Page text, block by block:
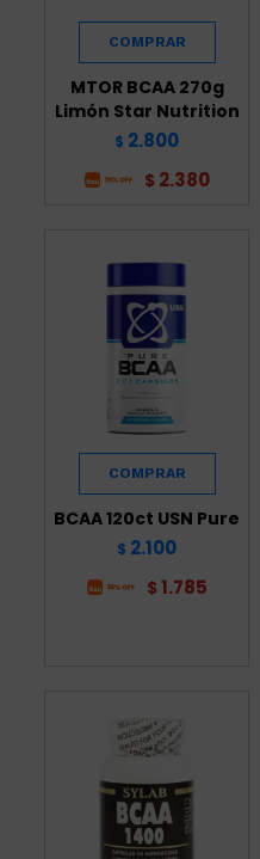
MTOR BCAA 270g
Limón Star Nutrition
$ 2.800
$ 2.380
BCAA 120ct USN Pure
$ 2.100
$ 1.785